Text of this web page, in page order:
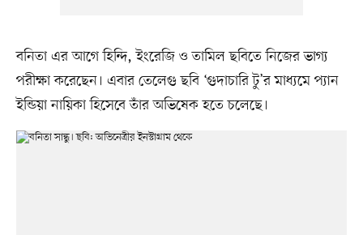
বনিতা এর আগে হিন্দি, ইংরেজি ও তামিল ছবিতে নিজের ভাগ্য
পরীক্ষা করেছেন। এবার তেলেগু ছবি ‘গুদাচারি টু’র মাধ্যমে প্যান
ইন্ডিয়া নায়িকা হিসেবে তাঁর অভিষেক হতে চলেছে।